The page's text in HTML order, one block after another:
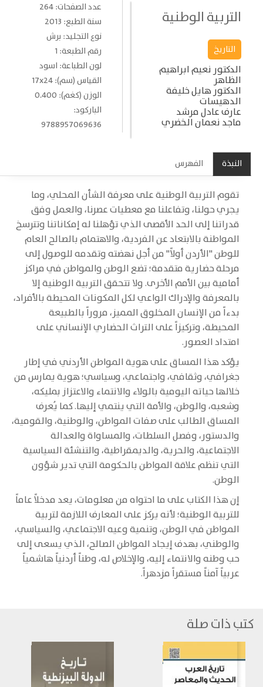
التربية الوطنية
التاريخ
الدكتور نعيم ابراهيم
الظاهر
الدكتور هايل خليفة
الدهيسات
عارف عادل مرشد
ماجد نعمان الخضري
عدد الصفحات: 264
سنة الطبع: 2013
نوع التجليد: برش
رقم الطبعة: 1
لون الطباعة: اسود
القياس (سم): 17x24
الوزن (كغم): 0.400
الباركود:
9788957069636
النبذة الفهرس
تقوم التربية الوطنية على معرفة الشأن المحلي، وما
يجري حولنا، وتفاعلنا مع معطيات عصرنا، والعمل وفق
قدراتنا إلى الحد الأقصى الذي تؤهلنا له إمكاناتنا وتترسخ
المواطنة بالابتعاد عن الفردية، والاهتمام بالصالح العام
للوطن "الأردن أولاً" من أجل نهضته وتقدمه للوصول إلى
مرحلة حضارية متقدمة؛ تضع الوطن والمواطن في مراكز
أمامية بين الأمم الأخرى. ولا تتحقق التربية الوطنية إلا
بالمعرفة والإدراك الواعي لكل المكونات المحيطة بالأفراد،
بدءاً من الإنسان المخلوق المميز، مروراً بالطبيعة
المحيطة، وتركيزاً على التراث الحضاري الإنساني على
امتداد العصور.
يؤكد هذا المساق على هوية المواطن الأردني في إطار
جغرافي، وثقافي، واجتماعي، وسياسي؛ هوية يمارس من
خلالها حياته اليومية بالولاء والانتماء والاعتزاز بمليكه،
وشعبه، والوطن، والأمة التي ينتمي إليها. كما يُعرف
المساق الطالب على صفات المواطن، والوطنية، والقومية،
والدستور، وفصل السلطات، والمساواة والعدالة
الاجتماعية، والحرية، والديمقراطية، والتنشئة السياسية
التي تنظم علاقة المواطن بالحكومة التي تدير شؤون
الوطن.
إن هذا الكتاب على ما احتواه من معلومات، يعد مدخلاً عاماً
للتربية الوطنية؛ لأنه يركز على المعارف اللازمة لتربية
المواطن في الوطن، وتنمية وعيه الاجتماعي، والسياسي،
والوطني، بهدف إيجاد المواطن الصالح، الذي يسعى إلى
حب وطنه والانتماء إليه، والإخلاص له، وطناً أردنياً هاشمياً
عربياً آمناً مستقراً مزدهراً.
كتب ذات صلة